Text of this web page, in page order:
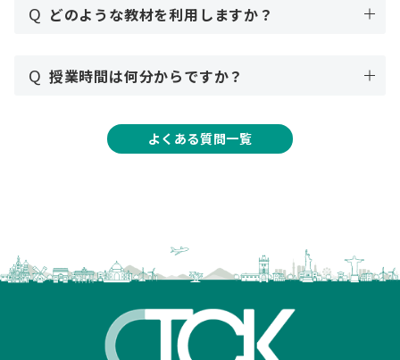
Q どのような教材を利用しますか？
Q 授業時間は何分からですか？
よくある質問一覧